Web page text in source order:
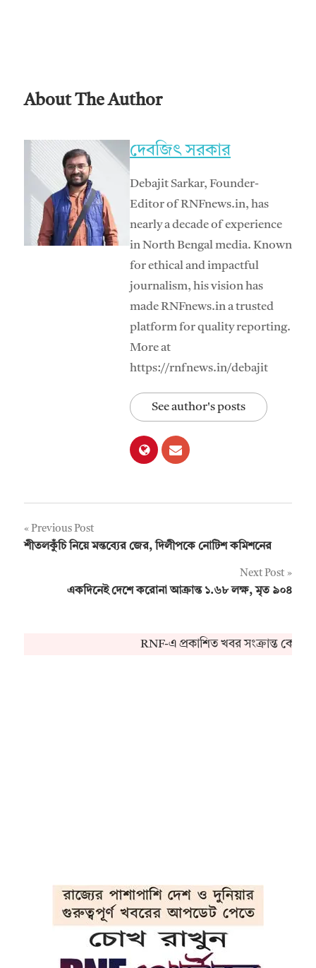
About The Author
দেবজিৎ সরকার
Debajit Sarkar, Founder-
Editor of RNFnews.in, has
nearly a decade of experience
in North Bengal media. Known
for ethical and impactful
journalism, his vision has
made RNFnews.in a trusted
platform for quality reporting.
More at
https://rnfnews.in/debajit
See author's posts
Post
Previous Post
শীতলকুঁচি নিয়ে মন্তব্যের জের, দিলীপকে নোটিশ কমিশনের
Next Post
একদিনেই দেশে করোনা আক্রান্ত ১.৬৮ লক্ষ, মৃত ৯০৪
RNF-এ প্রকাশিত খবর সংক্রান্ত